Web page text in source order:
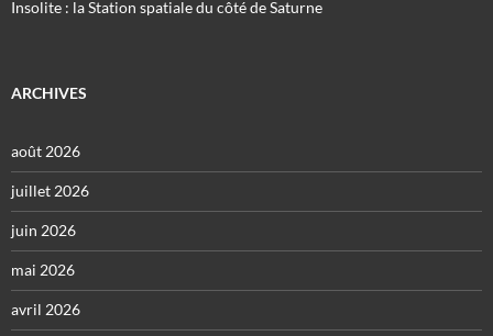
Insolite : la Station spatiale du côté de Saturne
ARCHIVES
août 2026
juillet 2026
juin 2026
mai 2026
avril 2026